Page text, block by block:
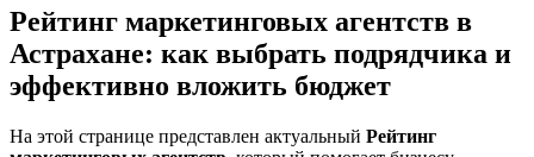
Рейтинг маркетинговых агентств в
Астрахане: как выбрать подрядчика и
эффективно вложить бюджет
На этой странице представлен актуальный Рейтинг